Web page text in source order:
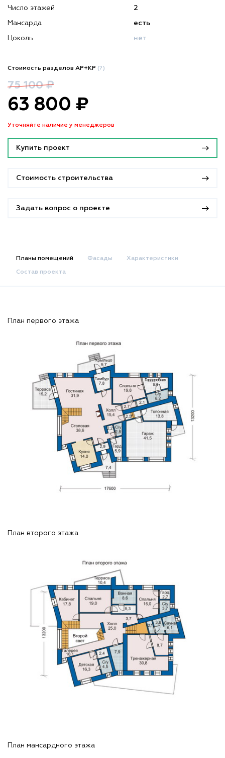
Число этажей 2
Мансарда есть
Цоколь нет
Стоимость разделов АР+КР (?)
75 100 ₽
63 800 ₽
Уточняйте наличие у менеджеров
Купить проект
Стоимость строительства
Задать вопрос о проекте
Планы помещений Фасады Характеристики
Состав проекта
План первого этажа
План второго этажа
План мансардного этажа